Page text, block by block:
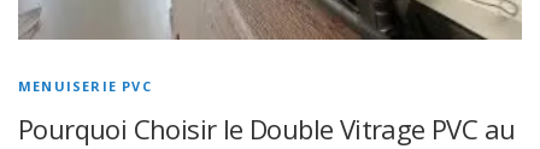
MENUISERIE PVC
Pourquoi Choisir le Double Vitrage PVC au